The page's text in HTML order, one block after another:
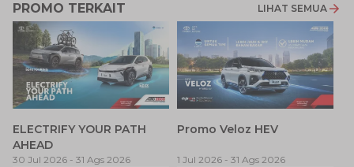
PROMO TERKAIT LIHAT SEMUA
ELECTRIFY YOUR PATH
AHEAD
30 Jul 2026 - 31 Ags 2026
Promo Veloz HEV
1 Jul 2026 - 31 Ags 2026